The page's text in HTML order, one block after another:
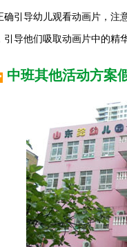
导幼儿观看动画片，注
引导他们吸取动画片中的精
中班其他活动方案